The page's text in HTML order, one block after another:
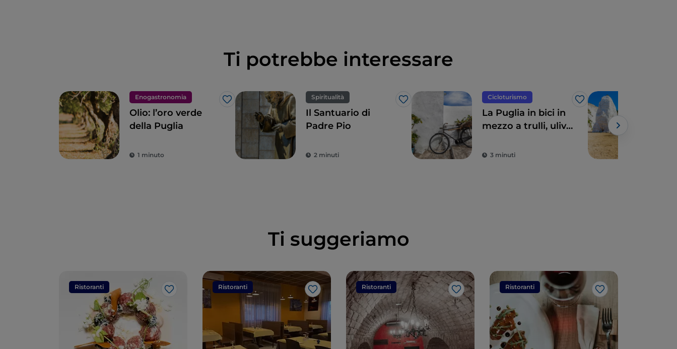
Ti potrebbe interessare
Enogastronomia
Like
Olio: l’oro verde
della Puglia
1 minuto
Spiritualità
Like
Il Santuario di
Padre Pio
2 minuti
Cicloturismo
Like
La Puglia in bici in
mezzo a trulli, ulivi
3 minuti
Ti suggeriamo
Ristoranti
Like
Ristoranti
Like
Ristoranti
Like
Ristoranti
Like